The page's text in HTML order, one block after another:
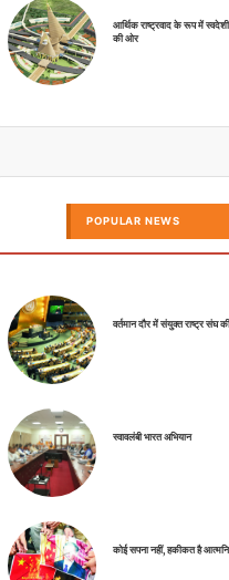
आर्थिक राष्ट्रवाद के रूप में
की ओर
POPULAR NEWS
वर्तमान दौर में संयुक्त राष्ट्र संघ
स्वावलंबी भारत अभियान
कोई सपना नहीं, हकीकत है